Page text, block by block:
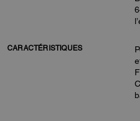
CARACTÉRISTIQUES